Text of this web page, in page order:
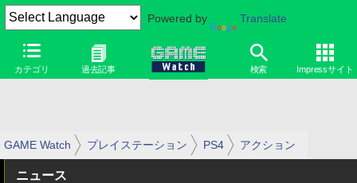
Powered by Translate
カテゴリ 過去記事 検索 Impressサイト
GAME Watch プレイステーション PS4 アクション
ニュース